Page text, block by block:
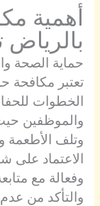
أهمية
حماية الصحة
تعتبر
الخطوات
والموظفين
وتلف الأطعمة
الاعتماد
وفعالة مع
والتأكد من